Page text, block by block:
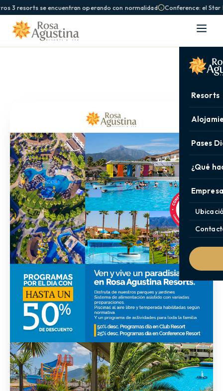
3 resorts se encuentran operando con normalidad Conference: el Star
Resorts
Pases
¿Qué